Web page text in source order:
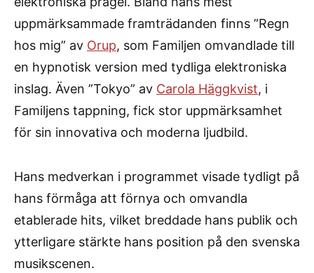
uppmärksammade framträdanden finns ”Regn
hos mig” av Orup, som Familjen omvandlade till
en hypnotisk version med tydliga elektroniska
inslag. Även ”Tokyo” av Carola Häggkvist, i
Familjens tappning, fick stor uppmärksamhet
för sin innovativa och moderna ljudbild.
Hans medverkan i programmet visade tydligt på
hans förmåga att förnya och omvandla
etablerade hits, vilket breddade hans publik och
ytterligare stärkte hans position på den svenska
musikscenen.